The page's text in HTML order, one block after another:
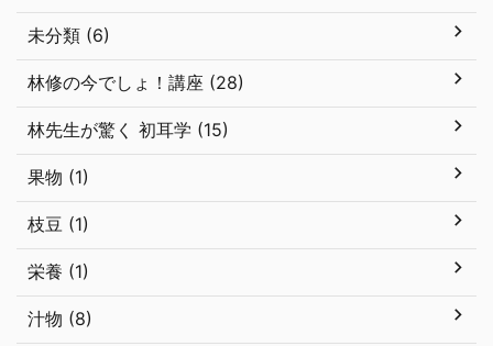
未分類 (6)
林修の今でしょ！講座 (28)
林先生が驚く 初耳学 (15)
果物 (1)
枝豆 (1)
栄養 (1)
汁物 (8)